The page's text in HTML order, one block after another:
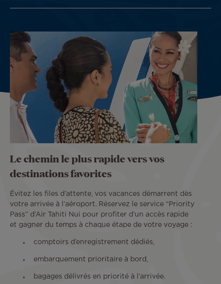
Le chemin le plus rapide vers vos
destinations favorites
Évitez les files d’attente, vos vacances démarrent dès
votre arrivée à l’aéroport. Réservez le service “Priority
Pass” d’Air Tahiti Nui pour profiter d’un accès rapide
et gagner du temps à chaque étape de votre voyage :
comptoirs d’enregistrement dédiés,
embarquement prioritaire à bord,
bagages délivrés en priorité à l’arrivée.